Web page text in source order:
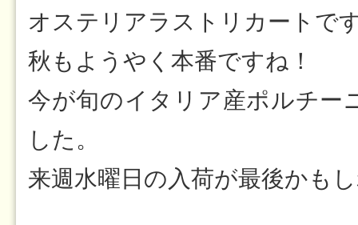
オステリアラストリカートで
秋もようやく本番ですね！
今が旬のイタリア産ポルチー
した。
来週水曜日の入荷が最後かも